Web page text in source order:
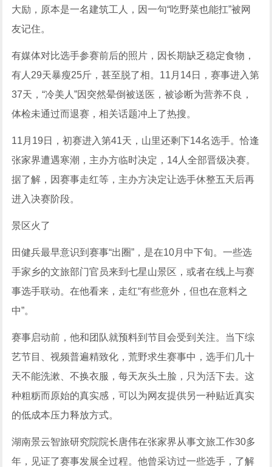
大励，原本是一名建筑工人，因一句“吃野菜也能扛”被网
友记住。
有媒体对比选手参赛前后的照片，因长期缺乏稳定食物，
有人29天暴瘦25斤，甚至脱了相。11月14日，赛事进入第
37天，“冷美人”因突然晕倒被送医，被诊断为营养不良，
体检未通过而退赛，相关话题冲上了热搜。
11月19日，初赛进入第41天，山里还剩下14名选手。恰逢
张家界遭遇寒潮，主办方临时决定，14人全部晋级决赛。
据了解，因赛事走红等，主办方决定让选手休整五天后再
进入决赛阶段。
景区火了
田健兵最早意识到赛事“出圈”，是在10月中下旬。一些选
手家乡的文旅部门官员来到七星山景区，或者在线上与赛
事选手联动。在他看来，走红“有些意外，但也在意料之
中”。
赛事启动前，他和团队就预料到节目会受到关注。当下综
艺节目、视频普遍精致化，荒野求生赛事中，选手们几十
天不能洗漱、不换衣服，每天灰头土脸，只为活下去。这
种粗粝而原始的真实感，可以为网友提供另一种贴近真实
的低成本压力释放方式。
湖南景云智旅研究院院长唐伟在张家界从事文旅工作30多
年，见证了赛事发展全过程。他曾采访过一些选手，了解